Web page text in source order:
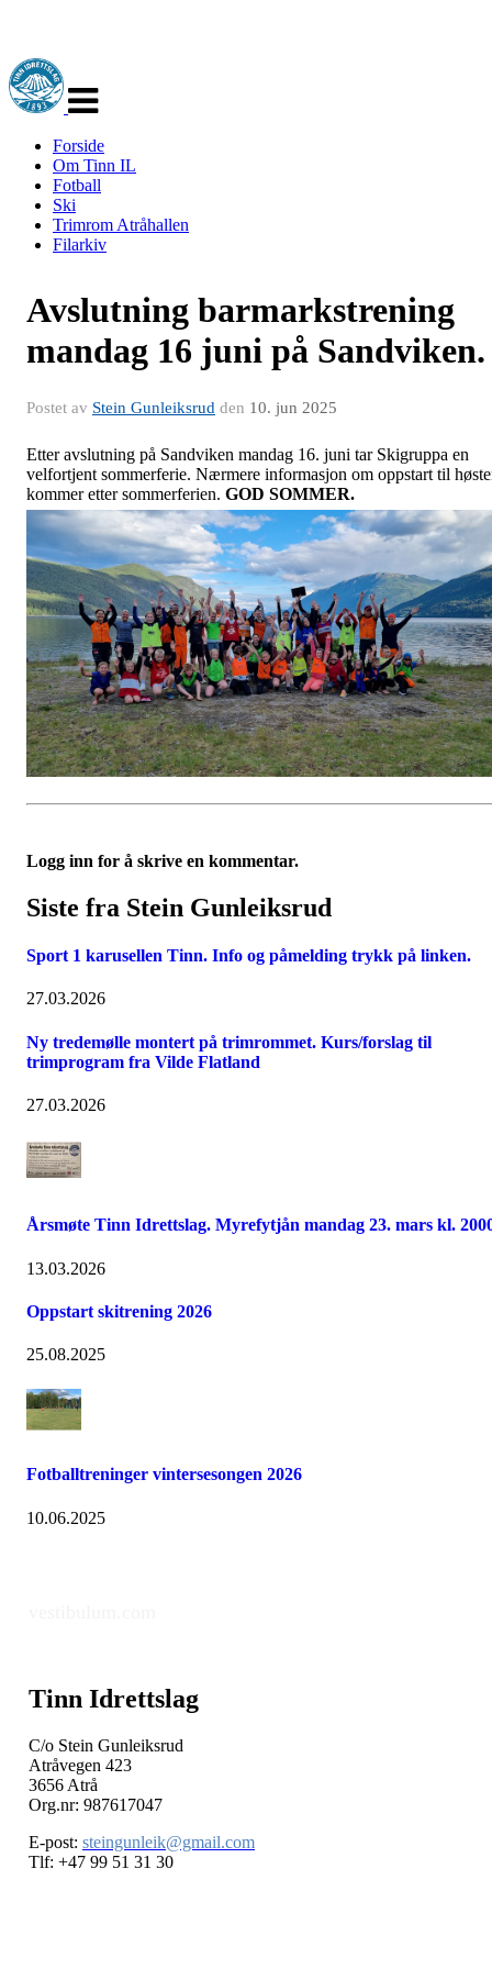
navigasjon
Forside
Om Tinn IL
Fotball
Ski
Trimrom Atråhallen
Filarkiv
Avslutning barmarkstrening
mandag 16 juni på Sandviken.
Postet av Stein Gunleiksrud den 10. jun 2025
Etter avslutning på Sandviken mandag 16. juni tar Skigruppa en
velfortjent sommerferie. Nærmere informasjon om oppstart til
kommer etter sommerferien. GOD SOMMER.
Logg inn for å skrive en kommentar.
Siste fra Stein Gunleiksrud
Sport 1 karusellen Tinn. Info og påmelding trykk på linken.
27.03.2026
Ny tredemølle montert på trimrommet. Kurs/forslag til
trimprogram fra Vilde Flatland
27.03.2026
Årsmøte Tinn Idrettslag. Myrefytjån mandag 23. mars kl.
13.03.2026
Oppstart skitrening 2026
25.08.2025
Fotballtreninger vintersesongen 2026
10.06.2025
Tinn Idrettslag
C/o Stein Gunleiksrud
Atråvegen 423
3656 Atrå
Org.nr: 987617047
E-post: steingunleik@gmail.com
Tlf: +47 99 51 31 30